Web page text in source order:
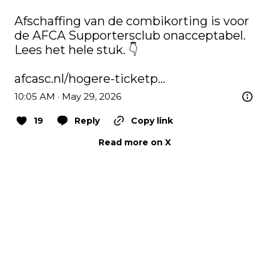
Afschaffing van de combikorting is voor
de AFCA Supportersclub onacceptabel.
Lees het hele stuk. 👇
afcasc.nl/hogere-ticketp…
10:05 AM · May 29, 2026
19 Reply
Copy link
Read more on X